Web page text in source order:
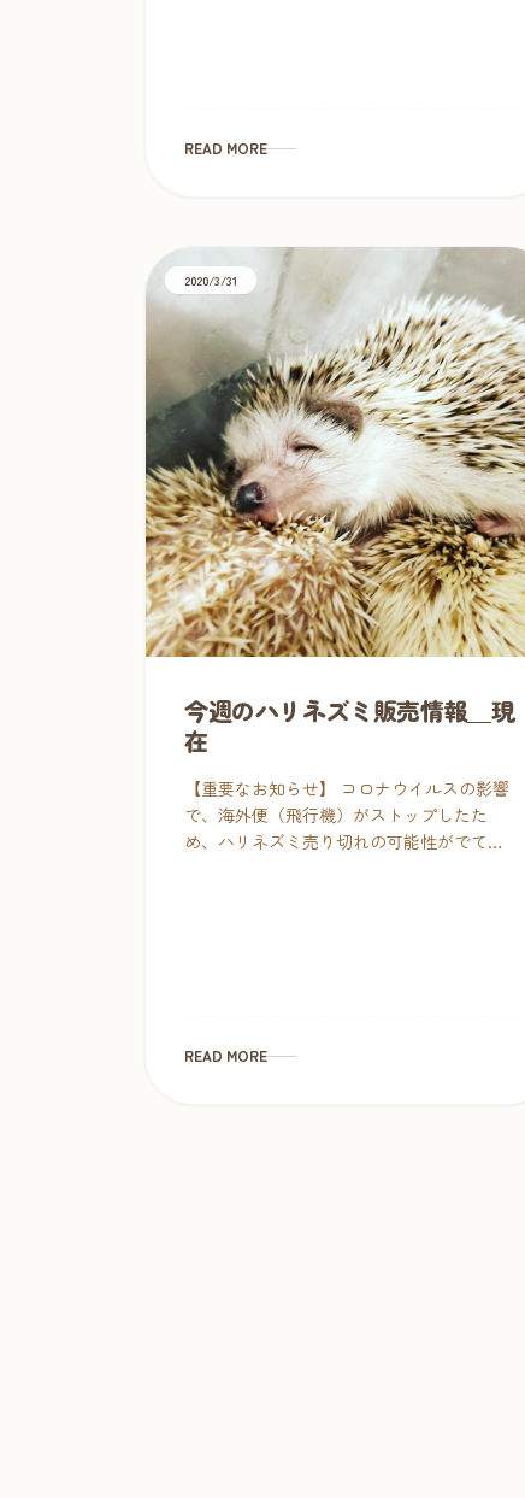
READ MORE
2020/3/31
今週のハリネズミ販売情報＿現
在
【重要なお知らせ】 コロナウイルスの影響
で、海外便（飛行機）がストップしたた
め、ハリネズミ売り切れの可能性がでてき
READ MORE